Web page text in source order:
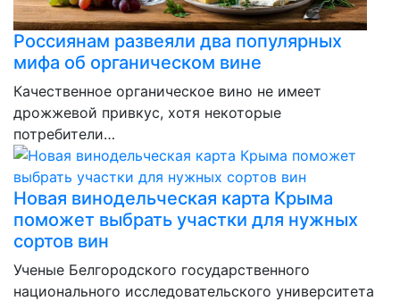
Россиянам развеяли два популярных
мифа об органическом вине
Качественное органическое вино не имеет
дрожжевой привкус, хотя некоторые
потребители…
Новая винодельческая карта Крыма
поможет выбрать участки для нужных
сортов вин
Ученые Белгородского государственного
национального исследовательского университета